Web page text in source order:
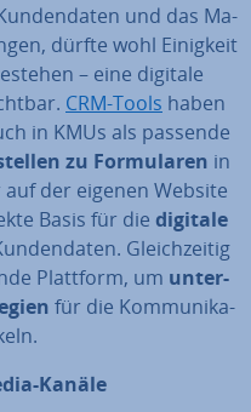
und das Ma­
dürfte wohl Einigkeit
– eine digitale
CRM-Tools haben
in KMUs als passende
zu For­mu­la­ren in
der eigenen Website
Basis für die digitale
Gleich­zei­tig
Plattform, um un­ter­
für die Kom­mu­ni­ka­
Kanäle